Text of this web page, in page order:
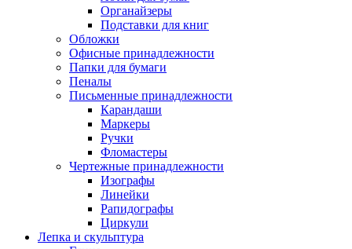
Органайзеры
Подставки для книг
Обложки
Офисные принадлежности
Папки для бумаги
Пеналы
Письменные принадлежности
Карандаши
Маркеры
Ручки
Фломастеры
Чертежные принадлежности
Изографы
Линейки
Рапидографы
Циркули
Лепка и скульптура